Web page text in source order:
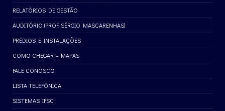
RELATÓRIOS DE GESTÃO
AUDITÓRIO (PROF. SÉRGIO MASCARENHAS)
PRÉDIOS E INSTALAÇÕES
COMO CHEGAR – MAPAS
FALE CONOSCO
LISTA TELEFÔNICA
SISTEMAS IFSC